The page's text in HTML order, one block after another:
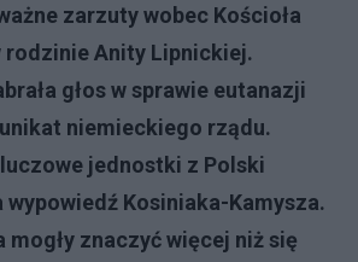
zarzuty wobec Kościoła
rodzinie Anity Lipnickiej.
głos w sprawie eutanazji
niemieckiego rządu.
jednostki z Polski
wypowiedź Kosiniaka-Kamysza.
mogły znaczyć więcej niż się